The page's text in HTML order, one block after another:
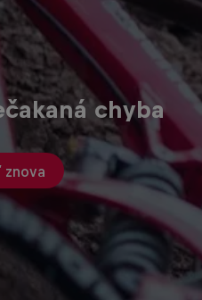
chyba
znova